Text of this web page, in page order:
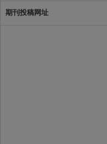
期刊投稿网址